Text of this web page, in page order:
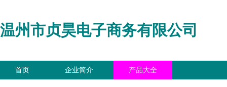
温州市贞昊电子商务有限公司
首页 企业简介 产品大全